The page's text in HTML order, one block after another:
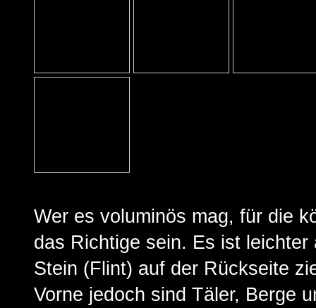
Wer es voluminös mag, für die
das Richtige sein. Es ist
Stein (Flint) auf der Rückseite
Vorne jedoch sind Täler, Berge